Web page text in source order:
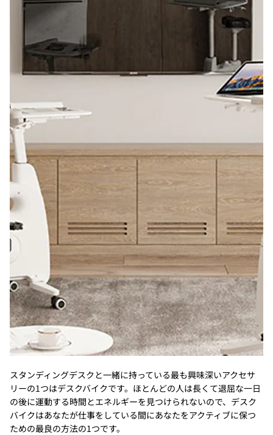
スタンディングデスクと一緒に持っている最も興味深いアクセサ
リーの1つはデスクバイクです。ほとんどの人は長くて退屈な一日
の後に運動する時間とエネルギーを見つけられないので、デスク
バイクはあなたが仕事をしている間にあなたをアクティブに保つ
ための最良の方法の1つです。